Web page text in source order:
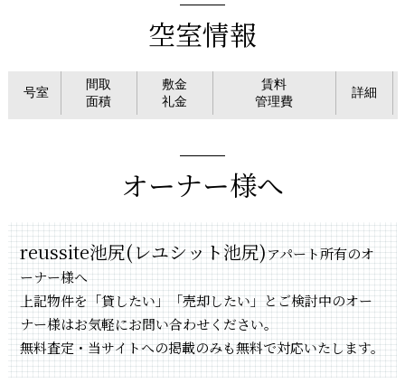
空室情報
号室
間取
面積
敷金
礼金
賃料
管理費
詳細
オーナー様へ
reussite池尻(レユシット池尻)アパート所有のオ
ーナー様へ
上記物件を「貸したい」「売却したい」とご検討中のオー
ナー様はお気軽にお問い合わせください。
無料査定・当サイトへの掲載のみも無料で対応いたします。